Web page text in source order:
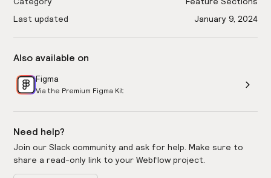
Last updated
January 9, 2024
Also available on
Figma
Via the Premium Figma Kit
Need help?
Join our Slack community and ask for help. Make sure to
share a read-only link to your Webflow project.